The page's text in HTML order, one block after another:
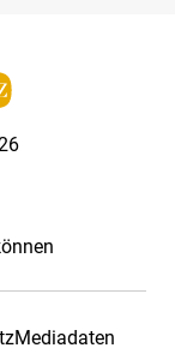
Mediadaten